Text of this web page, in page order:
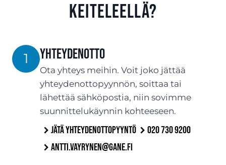
Keiteleellä?
1 Yhteydenotto
Ota yhteys meihin. Voit joko jättää
yhteydenottopyynnön, soittaa tai
lähettää sähköpostia, niin sovimme
suunnittelukäynnin kohteeseen.
Jätä yhteydenottopyyntö
020 730 9200
antti.vayrynen@gane.fi